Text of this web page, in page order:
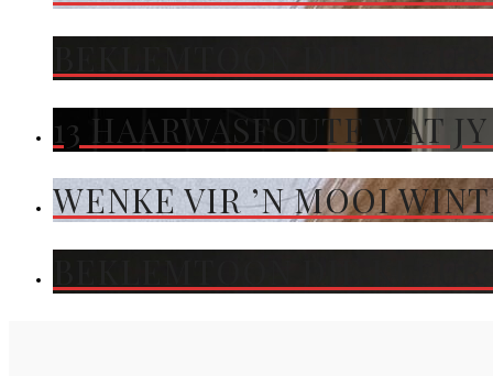
13 HAARWASFOUTE WAT
WENKE VIR ’N MOOI